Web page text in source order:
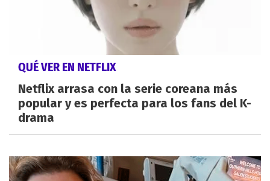
QUÉ VER EN NETFLIX
Netflix arrasa con la serie coreana más
popular y es perfecta para los fans del K-
drama